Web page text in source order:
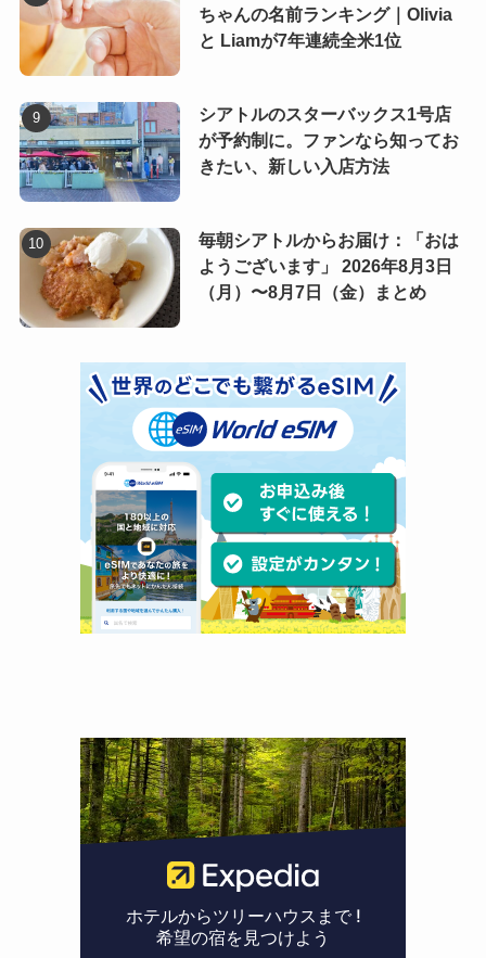
ちゃんの名前ランキング｜Olivia
と Liamが7年連続全米1位
シアトルのスターバックス1号店
が予約制に。ファンなら知ってお
きたい、新しい入店方法
毎朝シアトルからお届け：「おは
ようございます」 2026年8月3日
（月）〜8月7日（金）まとめ